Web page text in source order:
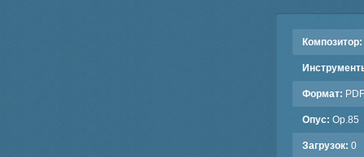
Композитор:
Формат: PDF
Опус: Op.85
Загрузок: 0